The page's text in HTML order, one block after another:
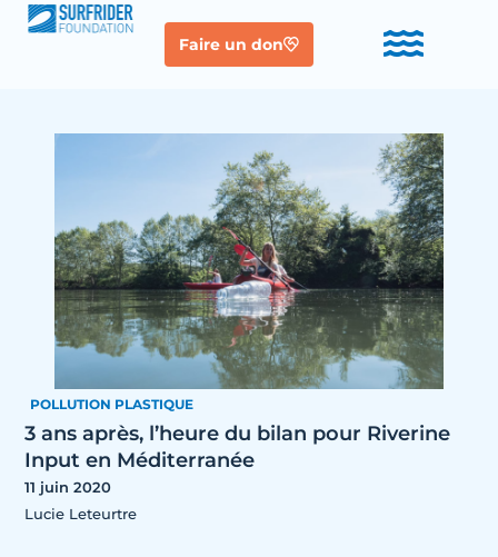
Faire un don
POLLUTION PLASTIQUE
3 ans après, l’heure du bilan pour Riverine
Input en Méditerranée
11 juin 2020
Lucie Leteurtre